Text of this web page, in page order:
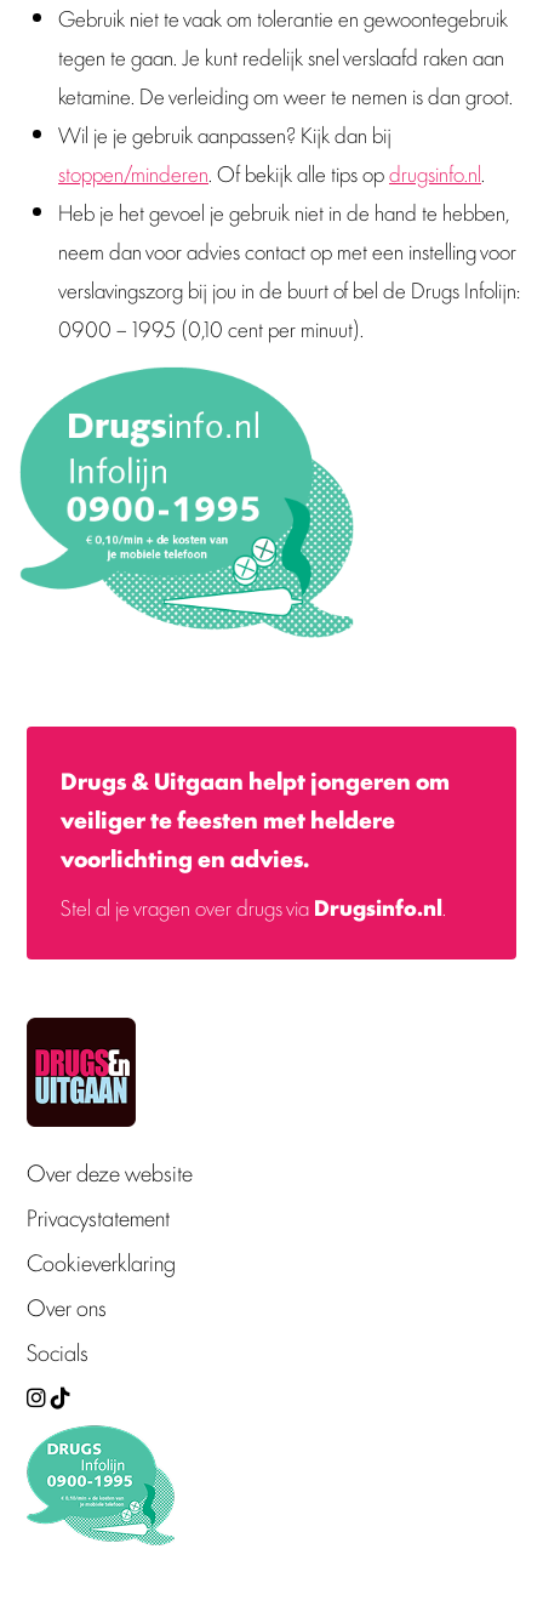
Gebruik niet te vaak om tolerantie en gewoontegebruik
tegen te gaan. Je kunt redelijk snel verslaafd raken aan
ketamine. De verleiding om weer te nemen is dan groot.
Wil je je gebruik aanpassen? Kijk dan bij
stoppen/minderen . Of bekijk alle tips opdrugsinfo.nl
Heb je het gevoel je gebruik niet in de hand te hebben,
neem dan voor advies contact op met een instelling voor
verslavingszorg bij jou in de buurt of bel de Drugs Infolijn:
0900 – 1995 (0,10 cent per minuut).
Drugs & Uitgaan helpt jongeren om
veiliger te feesten met heldere
voorlichting en advies.
Stel al je vragen over drugs viaDrugsinfo.nl
Over deze website
Privacystatement
Cookieverklaring
Over ons
Socials